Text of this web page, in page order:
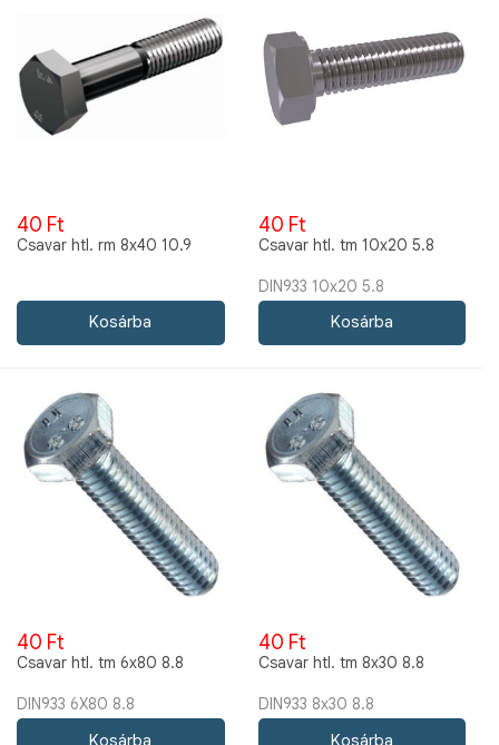
40 Ft
Csavar htl. rm 8x40 10.9
40 Ft
Csavar htl. tm 10x20 5.8
DIN933 10x20 5.8
40 Ft
Csavar htl. tm 6x80 8.8
DIN933 6X80 8.8
40 Ft
Csavar htl. tm 8x30 8.8
DIN933 8x30 8.8